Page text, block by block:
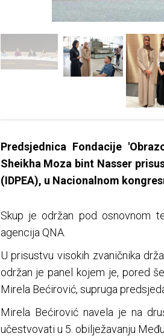
Predsjednica Fondacije
Sheikha Moza bint Nasser
(IDPEA), u Nacionalnom
Skup je održan pod osnovnom
agencija QNA.
U prisustvu visokih zvaničnika
održan je panel kojem je, pored
Mirela Bećirović, supruga
Mirela Bećirović navela je na
učestvovati u 5. obilježavanju